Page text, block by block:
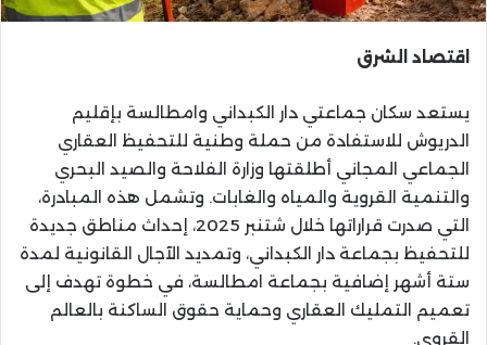
اقتصاد الشرق
يستعد سكان جماعتي دار الكبداني وامطالسة بإقليم
الدريوش للاستفادة من حملة وطنية للتحفيظ العقاري
الجماعي المجاني أطلقتها وزارة الفلاحة والصيد البحري
والتنمية القروية والمياه والغابات. وتشمل هذه المبادرة،
التي صدرت قراراتها خلال شتنبر 2025، إحداث مناطق جديدة
للتحفيظ بجماعة دار الكبداني، وتمديد الآجال القانونية لمدة
ستة أشهر إضافية بجماعة امطالسة، في خطوة تهدف إلى
تعميم التمليك العقاري وحماية حقوق الساكنة بالعالم
القروي.